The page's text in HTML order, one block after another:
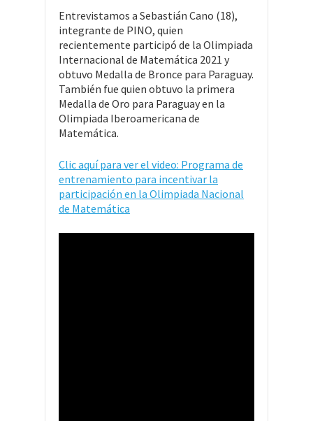
Entrevistamos a Sebastián Cano (18),
integrante de PINO, quien
recientemente participó de la Olimpiada
Internacional de Matemática 2021 y
obtuvo Medalla de Bronce para Paraguay.
También fue quien obtuvo la primera
Medalla de Oro para Paraguay en la
Olimpiada Iberoamericana de
Matemática.
Clic aquí para ver el video: Programa de
entrenamiento para incentivar la
participación en la Olimpiada Nacional
de Matemática